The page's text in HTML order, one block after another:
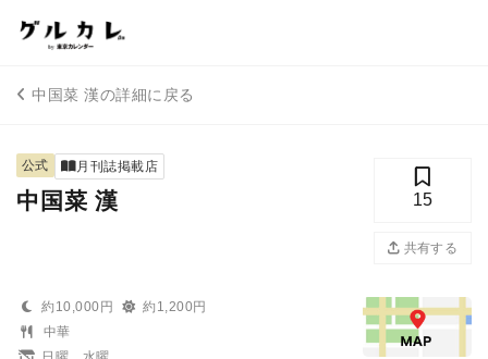
中国菜 漢の詳細に戻る
公式 月刊誌掲載店
中国菜 漢 15
共有する
約10,000円
約1,200円
中華